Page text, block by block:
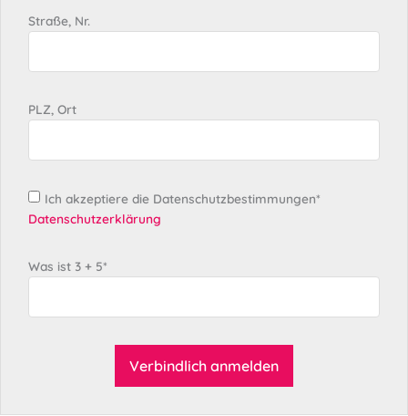
Straße, Nr.
PLZ, Ort
Ich akzeptiere die Datenschutzbestimmungen*
Datenschutzerklärung
Was ist 3 + 5*